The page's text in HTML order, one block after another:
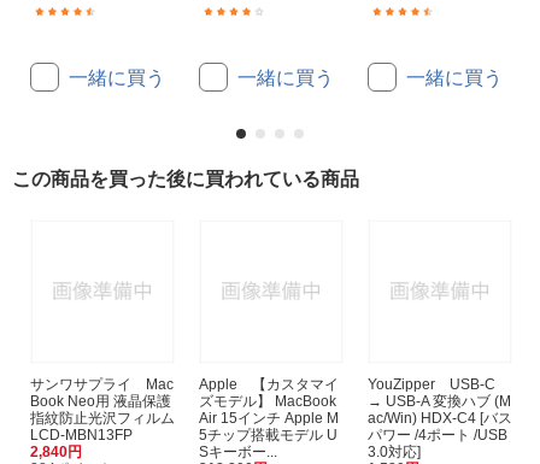
一緒に買う 一緒に買う 一緒に買う
この商品を買った後に買われている商品
サンワサプライ Mac
Book Neo用 液晶保護
指紋防止光沢フィルム
LCD-MBN13FP
2,840円
Apple 【カスタマイ
ズモデル】 MacBook
Air 15インチ Apple M
5チップ搭載モデル U
Sキーボー...
YouZipper USB-C
→ USB-A 変換ハブ (M
ac/Win) HDX-C4 [バス
パワー /4ポート /USB
3.0対応]